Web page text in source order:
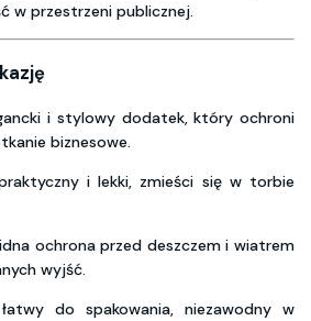
w przestrzeni publicznej.
i stylowy dodatek, który ochroni
biznesowe.
i lekki, zmieści się w torbie
ochrona przed deszczem i wiatrem
wyjść.
do spakowania, niezawodny w